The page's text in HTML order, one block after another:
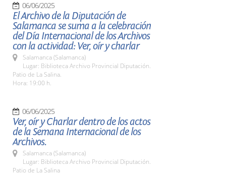
06/06/2025
El Archivo de la Diputación de
Salamanca se suma a la celebración
del Día Internacional de los Archivos
con la actividad: Ver, oír y charlar
Salamanca (Salamanca)
Lugar: Biblioteca Archivo Provincial Diputación.
Patio de La Salina.
Hora: 19:00 h.
06/06/2025
Ver, oír y Charlar dentro de los actos
de la Semana Internacional de los
Archivos.
Salamanca (Salamanca)
Lugar: Biblioteca Archivo Provincial Diputación.
Patio de La Salina